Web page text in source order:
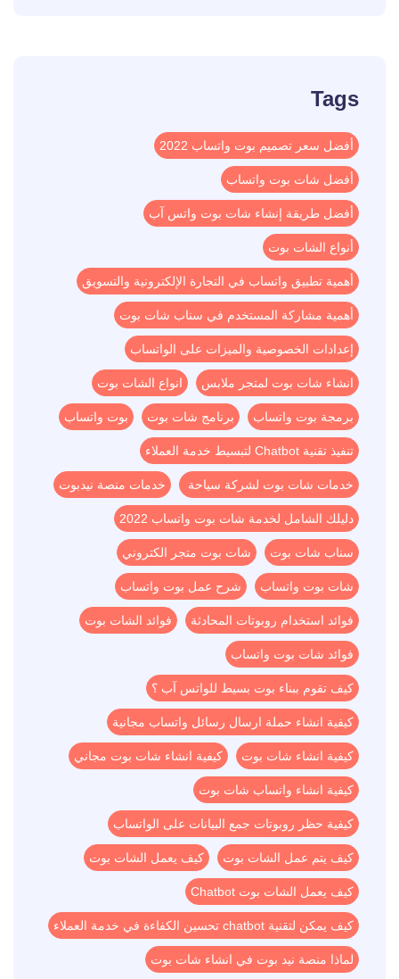
Tags
أفضل سعر تصميم بوت واتساب 2022
أفضل شات بوت واتساب
أفضل طريقة إنشاء شات بوت واتس آب
أنواع الشات بوت
أهمية تطبيق واتساب في التجارة الإلكترونية والتسويق
أهمية مشاركة المستخدم في سناب شات بوت
إعدادات الخصوصية والميزات على الواتساب
انشاء شات بوت لمتجر ملابس انواع الشات بوت
برمجة بوت واتساب برنامج شات بوت بوت واتساب
تنفيذ تقنية Chatbot لتبسيط خدمة العملاء
خدمات شات بوت لشركة سياحة خدمات منصة نيدبوت
دليلك الشامل لخدمة شات بوت واتساب 2022
سناب شات بوت شات بوت متجر الكتروني
شات بوت واتساب شرح عمل بوت واتساب
فوائد استخدام روبوتات المحادثة فوائد الشات بوت
فوائد شات بوت واتساب
كيف تقوم ببناء بوت بسيط للواتس آب ؟
كيفية انشاء حملة ارسال رسائل واتساب مجانية
كيفية انشاء شات بوت كيفية انشاء شات بوت مجاني
كيفية انشاء واتساب شات بوت
كيفية حظر روبوتات جمع البيانات على الواتساب
كيف يتم عمل الشات بوت كيف يعمل الشات بوت
كيف يعمل الشات بوت Chatbot
كيف يمكن لتقنية chatbot تحسين الكفاءة في خدمة العملاء
لماذا منصة نيد بوت في انشاء شات بوت